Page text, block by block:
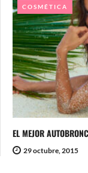
EL MEJOR
29 octubre, 2015
COSMÉTICA